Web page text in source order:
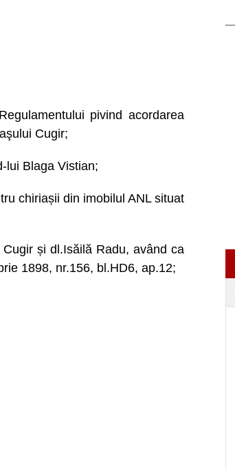
pivind acordarea
Cugir;
lui Blaga Vistian;
chiriașii din imobilul ANL situat
și dl.Isăilă Radu, având ca
1898, nr.156, bl.HD6, ap.12;